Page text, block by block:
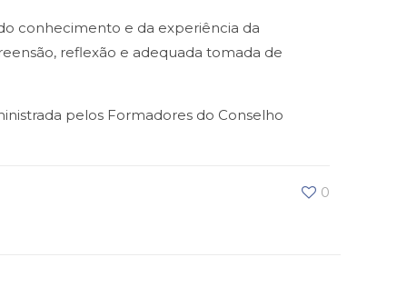
conhecimento e da experiência da
reflexão e adequada tomada de
pelos Formadores do Conselho
0